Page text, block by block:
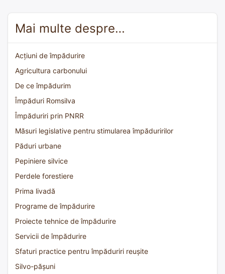
Mai multe despre…
Acțiuni de împădurire
Agricultura carbonului
De ce împădurim
Împăduri Romsilva
Împăduriri prin PNRR
Măsuri legislative pentru stimularea împăduririlor
Păduri urbane
Pepiniere silvice
Perdele forestiere
Prima livadă
Programe de împădurire
Proiecte tehnice de împădurire
Servicii de împădurire
Sfaturi practice pentru împăduriri reușite
Silvo-pășuni